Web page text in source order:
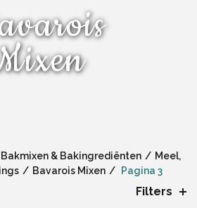
Bakmixen & Bakingrediënten
Meel,
Bavarois Mixen Pagina 3
Filters